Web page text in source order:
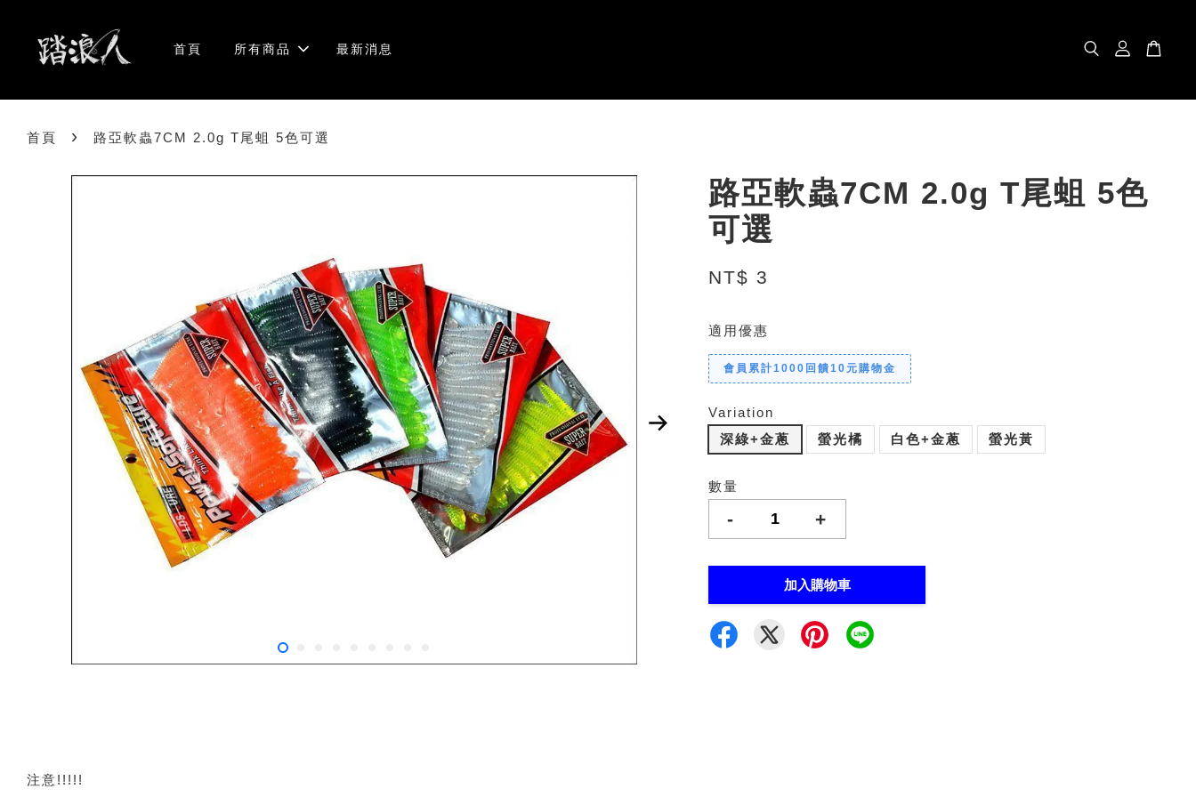
首頁 所有商品 最新消息
首頁 › 路亞軟蟲7CM 2.0g T尾蛆 5色可選
路亞軟蟲7CM 2.0g T尾蛆 5色
可選
NT$ 3
適用優惠
會員累計1000回饋10元購物金
Variation
深綠+金蔥
螢光橘 白色+金蔥 螢光黃
數量
- +
加入購物車
注意!!!!!